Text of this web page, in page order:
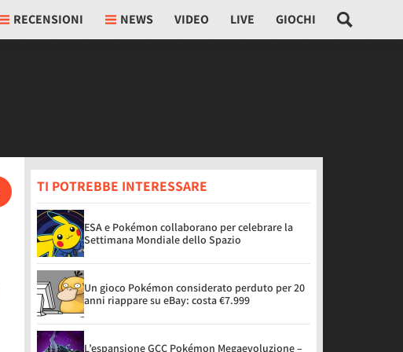
RECENSIONI NEWS VIDEO LIVE GIOCHI
TI POTREBBE INTERESSARE
ESA e Pokémon collaborano per celebrare la
Settimana Mondiale dello Spazio
Un gioco Pokémon considerato perduto per 20
anni riappare su eBay: costa €7.999
L’espansione GCC Pokémon Megaevoluzione –